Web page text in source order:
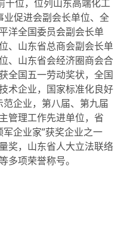
十位，位列山东高端化工
促进会副会长单位、全
洋全国委员会副会长单
、山东省总商会副会长单
、山东省会经济圈商会合
全国五一劳动奖状，全国
术企业，国家标准化良好
企业，第八届、第九届
管理工作先进单位，省
企业家”获奖企业之一
奖，山东省人大立法联络
多项荣誉称号。